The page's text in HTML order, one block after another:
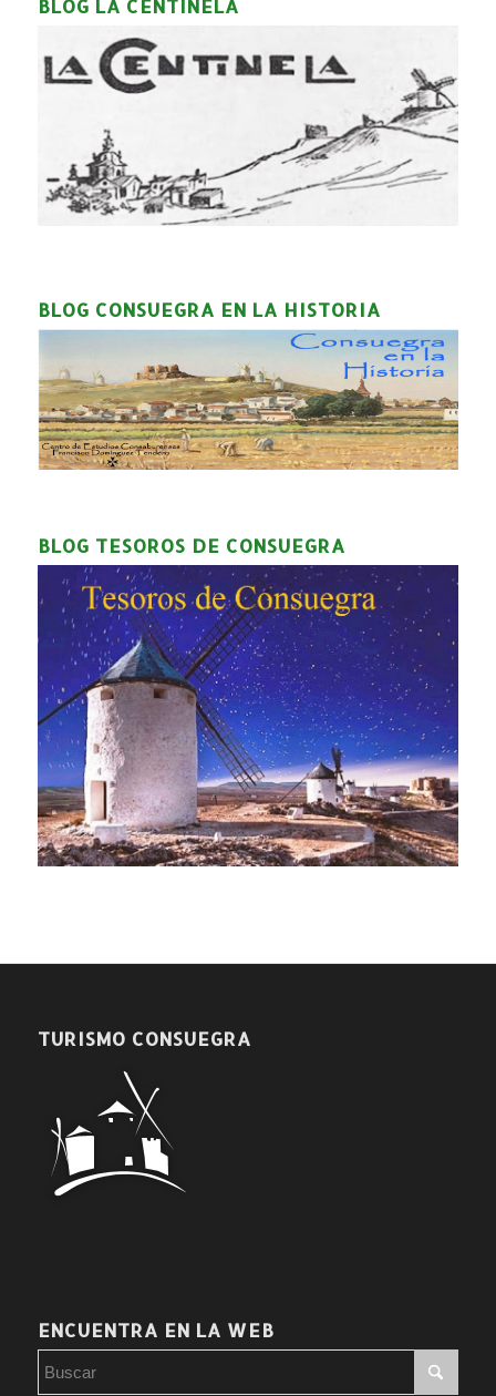
BLOG LA CENTINELA
BLOG CONSUEGRA EN LA HISTORIA
BLOG TESOROS DE CONSUEGRA
TURISMO CONSUEGRA
ENCUENTRA EN LA WEB